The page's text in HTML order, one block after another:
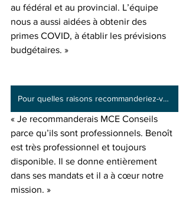
au fédéral et au provincial. L’équipe
nous a aussi aidées à obtenir des
primes COVID, à établir les prévisions
budgétaires. »
Pour quelles raisons recommanderiez-vous MCE Conseils à un autre organisme?
« Je recommanderais MCE Conseils
parce qu’ils sont professionnels. Benoît
est très professionnel et toujours
disponible. Il se donne entièrement
dans ses mandats et il a à cœur notre
mission. »